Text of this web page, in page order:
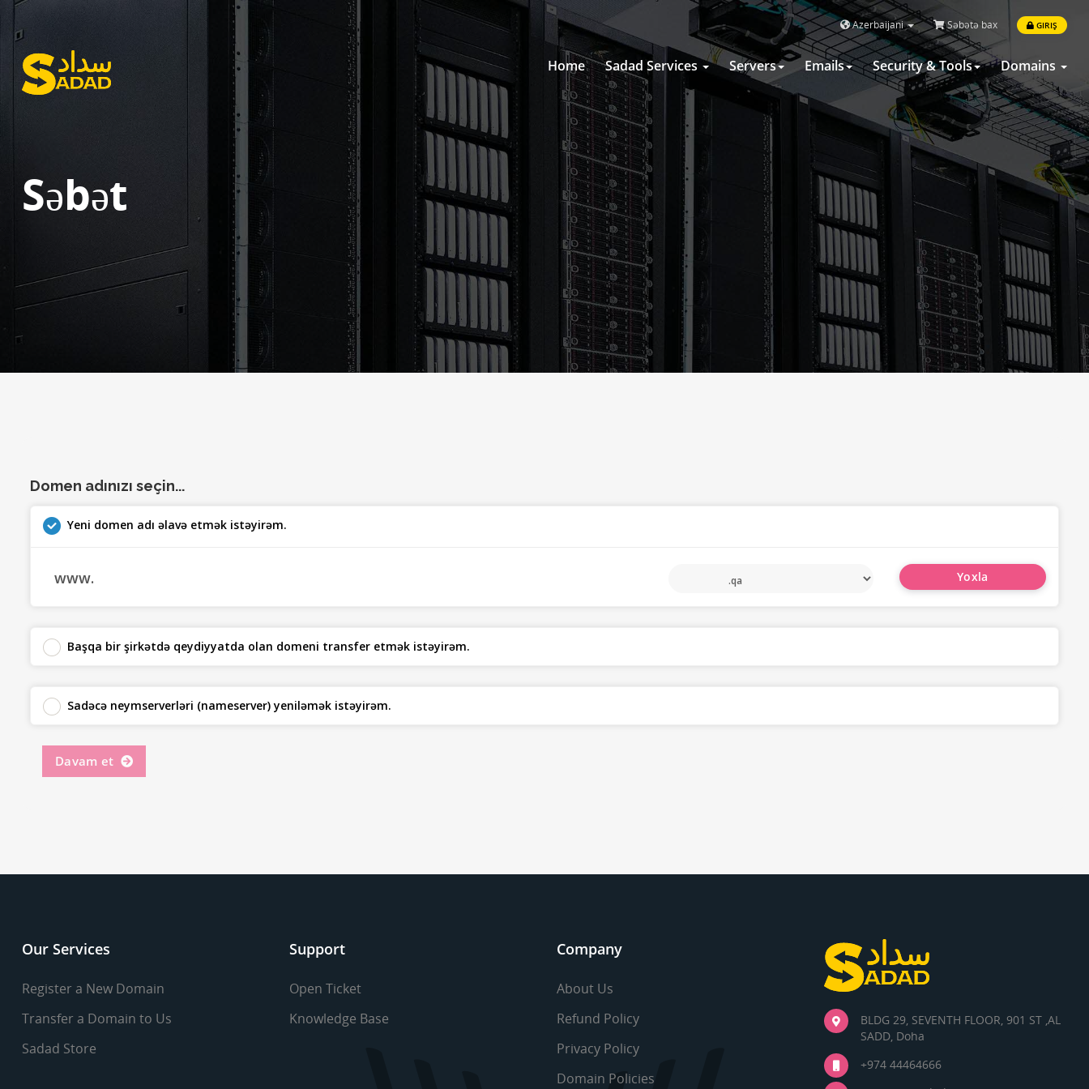
Azerbaijani Səbətə bax GIRIŞ
Home Sadad Services Servers Emails Security & Tools Domains
Səbət
Domen adınızı seçin...
Yeni domen adı əlavə etmək istəyirəm.
www. Yoxla
Başqa bir şirkətdə qeydiyyatda olan domeni transfer etmək istəyirəm.
Sadəcə neymserverləri (nameserver) yeniləmək istəyirəm.
Our Services
Register a New Domain
Transfer a Domain to Us
Sadad Store
Support
Open Ticket
Knowledge Base
Company
About Us
Refund Policy
Privacy Policy
Domain Policies
BLDG 29, SEVENTH FLOOR, 901 ST ,AL
SADD, Doha
+974 44464666